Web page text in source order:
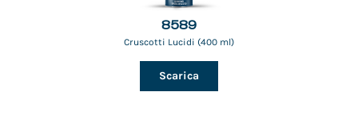
8589
Cruscotti Lucidi (400 ml)
Scarica